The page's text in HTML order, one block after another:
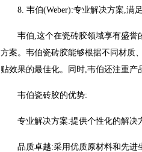
8. 韦伯(Weber):专业解决方案,满
韦伯,这个在瓷砖胶领域享有盛
方案。韦伯瓷砖胶能够根据不同材质
贴效果的最佳化。同时,韦伯还注重产
韦伯瓷砖胶的优势:
专业解决方案:提供个性化的解决
品质卓越:采用优质原材料和先进